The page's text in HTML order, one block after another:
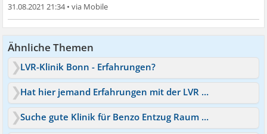
31.08.2021 21:34•
Ähnliche Themen
LVR-Klinik Bonn - Erfahrungen?
Hat hier jemand Erfahrungen mit der LVR klinik viersen?
Suche gute Klinik für Benzo Entzug Raum Köln/ Bonn